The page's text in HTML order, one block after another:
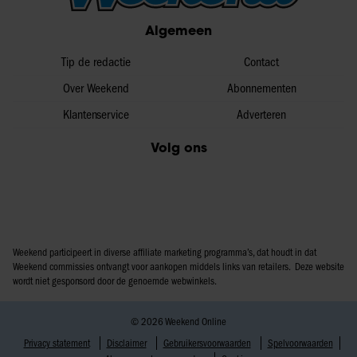
partners kunnen deze gegevens combineren met andere
informatie die u aan ze heeft verstrekt of die ze hebben
gaat akkoord met onze cookies als u onze website blijft
gebruiken.
Algemeen
Tip de redactie
Over Weekend
Klantenservice
Contact
Abonnementen
Adverteren
Volg ons
Weekend participeert in diverse affiliate marketing programma’s, dat houdt in dat
Weekend commissies ontvangt voor aankopen middels links van retailers. Deze website
wordt niet gesponsord door de genoemde webwinkels.
© 2026 Weekend Online
Privacy statement
Disclaimer Gebruikersvoorwaarden
Spelvoorwaarden